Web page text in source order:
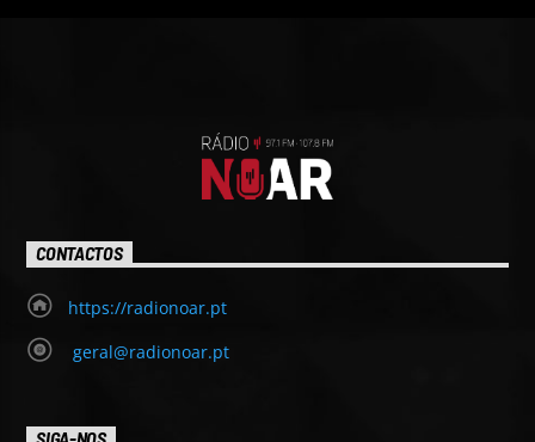
CONTACTOS
https://radionoar.pt
geral@radionoar.pt